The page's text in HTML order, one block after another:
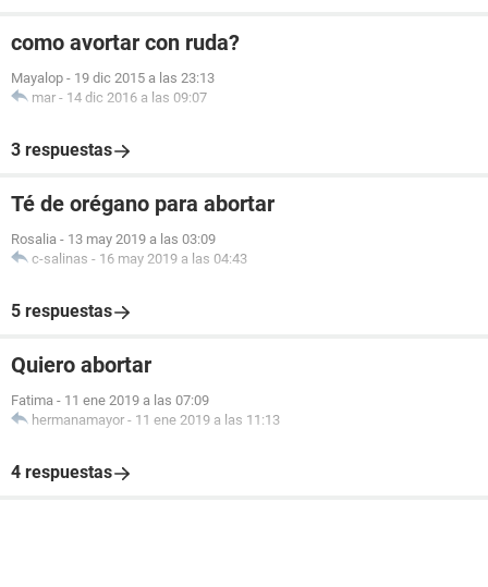
como avortar con ruda?
Mayalop - 19 dic 2015 a las 23:13
mar - 14 dic 2016 a las 09:07
3 respuestas
Té de orégano para abortar
Rosalia - 13 may 2019 a las 03:09
c-salinas - 16 may 2019 a las 04:43
5 respuestas
Quiero abortar
Fatima - 11 ene 2019 a las 07:09
hermanamayor - 11 ene 2019 a las 11:13
4 respuestas